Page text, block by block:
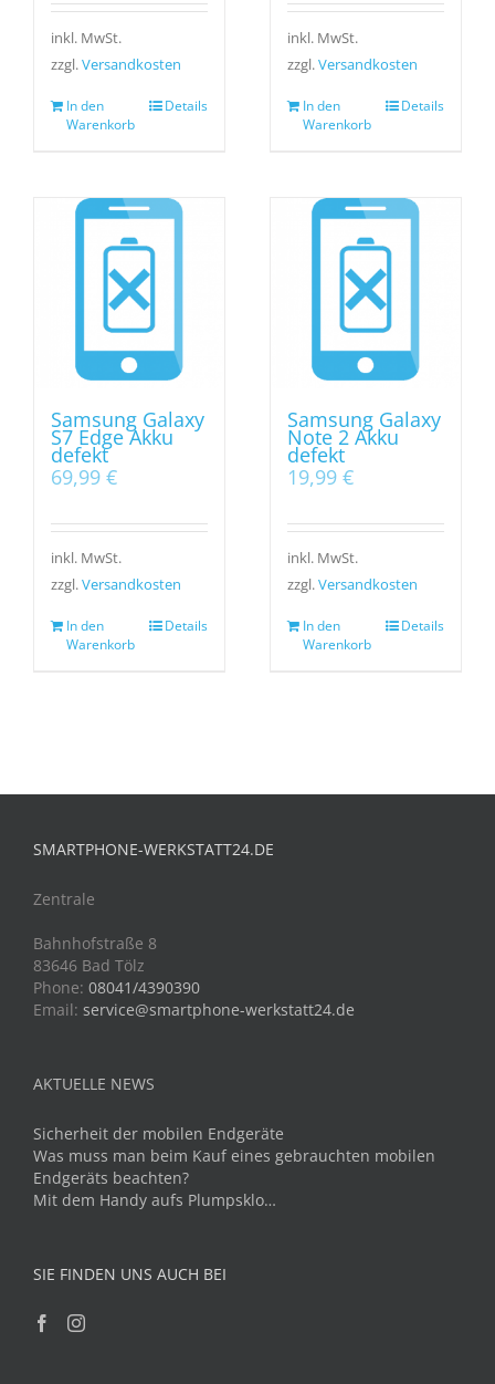
inkl. MwSt.
zzgl.Versandkosten
In den
Warenkorb
Details
inkl. MwSt.
zzgl.Versandkosten
In den
Warenkorb
Details
Samsung Galaxy
S7 Edge Akku
defekt
69,99 €
inkl. MwSt.
zzgl.Versandkosten
In den
Warenkorb
Details
Samsung Galaxy
Note 2 Akku
defekt
19,99 €
inkl. MwSt.
zzgl.Versandkosten
In den
Warenkorb
Details
SMARTPHONE-WERKSTATT24.DE
Zentrale
Bahnhofstraße 8
83646 Bad Tölz
Phone: 08041/4390390
Email: service@smartphone-werkstatt24.de
AKTUELLE NEWS
Sicherheit der mobilen Endgeräte
Was muss man beim Kauf eines gebrauchten mobilen
Endgeräts beachten?
Mit dem Handy aufs Plumpsklo…
SIE FINDEN UNS AUCH BEI